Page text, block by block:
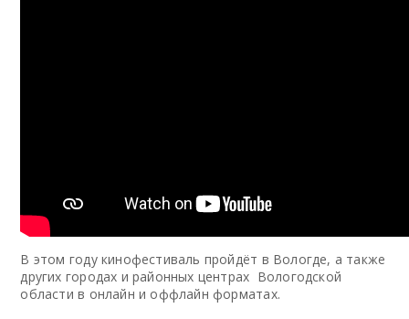
В этом году кинофестиваль пройдёт в Вологде, а также
других городах и районных центрах Вологодской
области в онлайн и оффлайн форматах.